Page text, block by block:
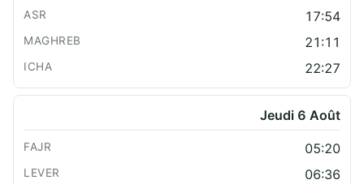
17:54
21:11
22:27
Jeudi 6 Août
05:20
06:36